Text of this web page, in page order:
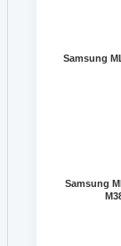
Samsung
Samsung